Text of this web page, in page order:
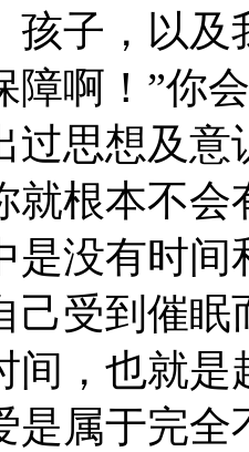
孩子，以及
障啊！”你
过思想及意
就根本不
是没有时间
己受到催
间，也就是
是属于完全